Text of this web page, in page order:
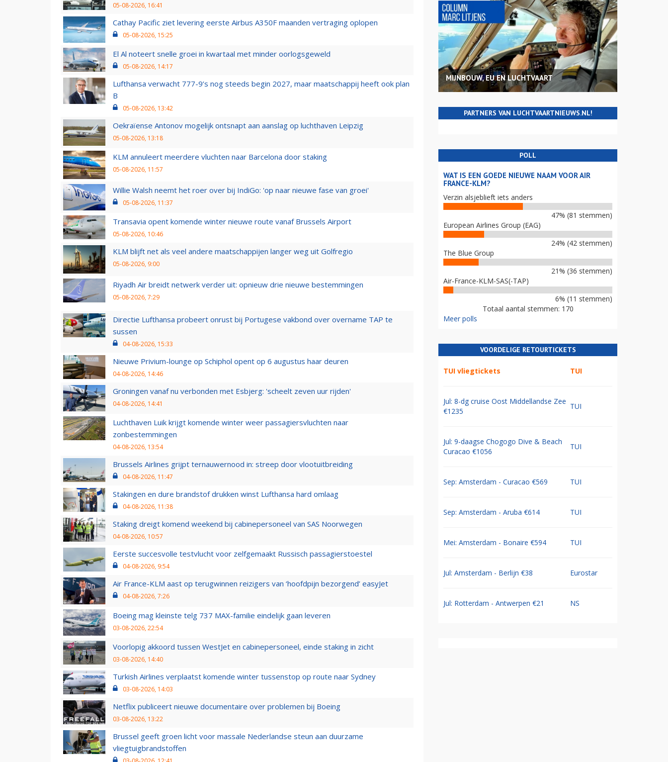
05-08-2026, 16:41
Cathay Pacific ziet levering eerste Airbus A350F maanden vertraging oplopen
05-08-2026, 15:25
El Al noteert snelle groei in kwartaal met minder oorlogsgeweld
05-08-2026, 14:17
Lufthansa verwacht 777-9’s nog steeds begin 2027, maar maatschappij heeft ook plan
B
05-08-2026, 13:42
Oekraïense Antonov mogelijk ontsnapt aan aanslag op luchthaven Leipzig
05-08-2026, 13:18
KLM annuleert meerdere vluchten naar Barcelona door staking
05-08-2026, 11:57
Willie Walsh neemt het roer over bij IndiGo: 'op naar nieuwe fase van groei'
05-08-2026, 11:37
Transavia opent komende winter nieuwe route vanaf Brussels Airport
05-08-2026, 10:46
KLM blijft net als veel andere maatschappijen langer weg uit Golfregio
05-08-2026, 9:00
Riyadh Air breidt netwerk verder uit: opnieuw drie nieuwe bestemmingen
05-08-2026, 7:29
Directie Lufthansa probeert onrust bij Portugese vakbond over overname TAP te
sussen
04-08-2026, 15:33
Nieuwe Privium-lounge op Schiphol opent op 6 augustus haar deuren
04-08-2026, 14:46
Groningen vanaf nu verbonden met Esbjerg: 'scheelt zeven uur rijden'
04-08-2026, 14:41
Luchthaven Luik krijgt komende winter weer passagiersvluchten naar
zonbestemmingen
04-08-2026, 13:54
Brussels Airlines grijpt ternauwernood in: streep door vlootuitbreiding
04-08-2026, 11:47
Stakingen en dure brandstof drukken winst Lufthansa hard omlaag
04-08-2026, 11:38
Staking dreigt komend weekend bij cabinepersoneel van SAS Noorwegen
04-08-2026, 10:57
Eerste succesvolle testvlucht voor zelfgemaakt Russisch passagierstoestel
04-08-2026, 9:54
Air France-KLM aast op terugwinnen reizigers van ‘hoofdpijn bezorgend’ easyJet
04-08-2026, 7:26
Boeing mag kleinste telg 737 MAX-familie eindelijk gaan leveren
03-08-2026, 22:54
Voorlopig akkoord tussen WestJet en cabinepersoneel, einde staking in zicht
03-08-2026, 14:40
Turkish Airlines verplaatst komende winter tussenstop op route naar Sydney
03-08-2026, 14:03
Netflix publiceert nieuwe documentaire over problemen bij Boeing
03-08-2026, 13:22
Brussel geeft groen licht voor massale Nederlandse steun aan duurzame
vliegtuigbrandstoffen
MIJNBOUW, EU EN LUCHTVAART
PARTNERS VAN LUCHTVAARTNIEUWS.NL!
POLL
WAT IS EEN GOEDE NIEUWE NAAM VOOR AIR
FRANCE-KLM?
Verzin alsjeblieft iets anders
47% (81 stemmen)
European Airlines Group (EAG)
24% (42 stemmen)
The Blue Group
21% (36 stemmen)
Air-France-KLM-SAS(-TAP)
6% (11 stemmen)
Totaal aantal stemmen: 170
Meer polls
VOORDELIGE RETOURTICKETS
TUI vliegtickets TUI
Jul: 8-dg cruise Oost Middellandse Zee
€1235
TUI
Jul: 9-daagse Chogogo Dive & Beach
Curacao €1056
TUI
Sep: Amsterdam - Curacao €569 TUI
Sep: Amsterdam - Aruba €614 TUI
Mei: Amsterdam - Bonaire €594 TUI
Jul: Amsterdam - Berlijn €38 Eurostar
Jul: Rotterdam - Antwerpen €21 NS